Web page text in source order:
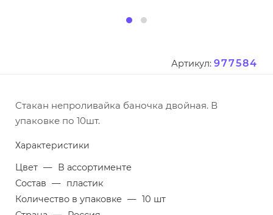
Артикул: 977584
Стакан непроливайка баночка двойная. В
упаковке по 10шт.
Характеристики
Цвет — В ассортименте
Состав — пластик
Количество в упаковке — 10 шт